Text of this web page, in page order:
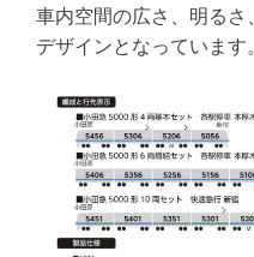
車内空間の広さ、明る
デザインとなっています。